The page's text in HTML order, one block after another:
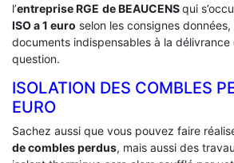
l’entreprise RGE de BEAUCENSqui
ISO a 1 euro selon les consignes
documents indispensables à la
question.
ISOLATION DES COMBLES
EURO
Sachez aussi que vous pouvez faire
de combles perdus, mais aussi des